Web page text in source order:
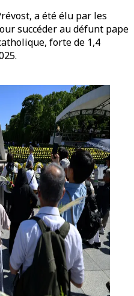
a été élu par les
succéder au défunt pape
forte de 1,4